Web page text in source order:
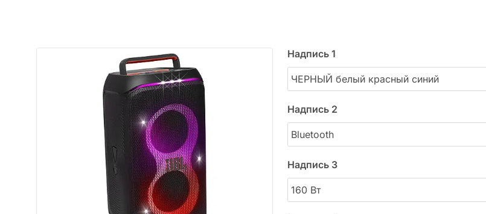
Надпись 1
Надпись 2
Надпись 3